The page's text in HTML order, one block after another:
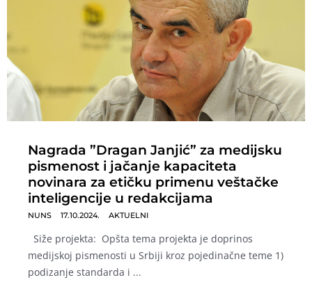
Nagrada ”Dragan Janjić” za medijsku
pismenost i jačanje kapaciteta
novinara za etičku primenu veštačke
inteligencije u redakcijama
NUNS 17.10.2024. AKTUELNI
Siže projekta: Opšta tema projekta je doprinos
medijskoj pismenosti u Srbiji kroz pojedinačne teme 1)
podizanje standarda i ...